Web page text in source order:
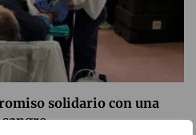
solidario con una